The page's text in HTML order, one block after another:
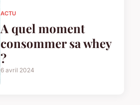
ACTU
A quel moment
consommer sa whey
?
6 avril 2024